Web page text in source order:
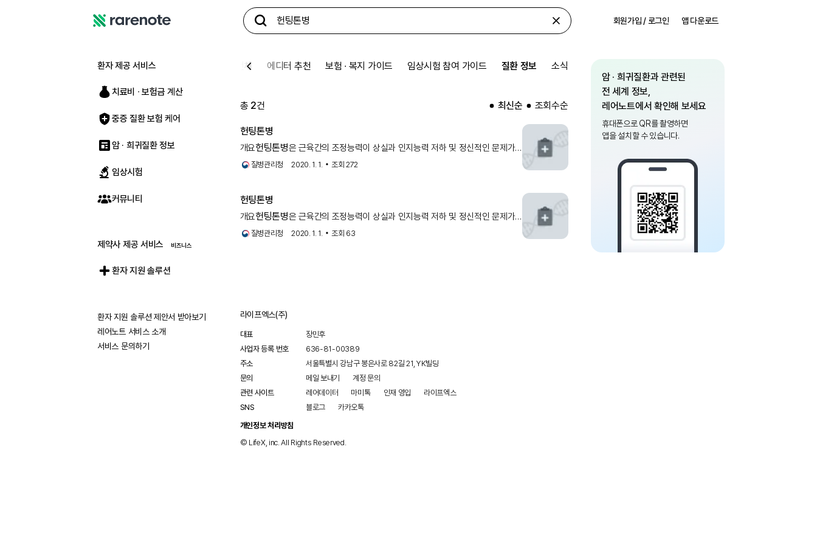
트
회원가입 / 로그인 앱 다운로드
환자 제공 서비스
치료비 ∙ 보험금 계산
중증 질환 보험 케어
암 · 희귀질환 정보
임상시험
커뮤니티
제약사 제공 서비스
환자 지원 솔루션
환자 지원 솔루션 제안서 받아보기
레어노트 서비스 소개
서비스 문의하기
전체 에디터 추천 보험 ∙ 복지 가이드 임상시험 참여 가이드 질환 정보 소식
총 2건 최신순 조회수순
헌팅톤병
개요헌팅톤병은 근육간의 조정능력이 상실과 인지능력 저하 및 정신적인 문제가
동반되는 진행성의 신경계 퇴행성 질환입니다.
질병관리청 2020. 1. 1. 조회 272
헌팅톤병
개요헌팅톤병은 근육간의 조정능력이 상실과 인지능력 저하 및 정신적인 문제가
동반되는 진행성의 신경계 퇴행성 질환입니다.
질병관리청 2020. 1. 1. 조회 63
라이프엑스(주)
대표
장민후
사업자 등록 번호
636-81-00389
주소
서울특별시 강남구 봉은사로 82길 21, YK빌딩
문의
메일 보내기
계정 문의
관련 사이트
레어데이터 마미톡 인재 영입
라이프엑스
SNS
블로그
카카오톡
개인정보 처리방침
© LifeX, inc. All Rights Reserved.
암 · 희귀질환과 관련된
전 세계 정보,
레어노트에서 확인해 보세요
휴대폰으로 QR를 촬영하면
앱을 설치할 수 있습니다.